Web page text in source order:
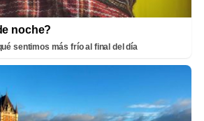
noche?
sentimos más frío al final del día